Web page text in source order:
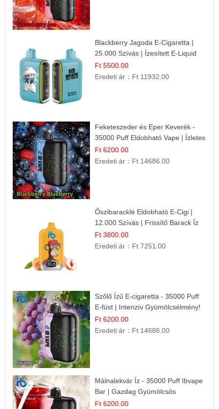
Blackberry Jagoda E-Cigaretta |
25.000 Szívás | Ízesített E-Liquid
Ft 5500.00
Eredeti ár： Ft 11932.00
Feketeszeder és Eper Keverék -
35000 Puff Eldobható Vape | Ízletes
Gyümölcsökombináció!
Ft 6200.00
Eredeti ár： Ft 14686.00
Őszibaracklé Eldobható E-Cigi |
12.000 Szívás | Frissítő Barack Íz
Ft 3800.00
Eredeti ár： Ft 7251.00
Szőlő Ízű E-cigaretta - 35000 Puff
E-füst | Intenzív Gyümölcsélmény!
Ft 6200.00
Eredeti ár： Ft 14686.00
Málnalekvár Íz - 35000 Puff Ibvape
Bar | Gazdag Gyümölcsös
Ízélmény!
Ft 6200.00